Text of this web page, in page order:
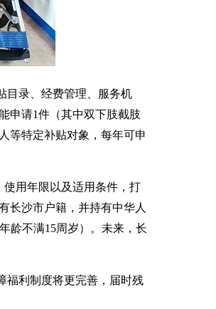
目录、经费管理、服务机
申请1件（其中双下肢截肢
等特定补贴对象，每年可申
用年限以及适用条件，打
长沙市户籍，并持有中华人
龄不满15周岁）。未来，长
福利制度将更完善，届时残